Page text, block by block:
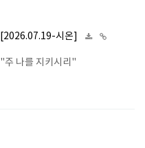
[2026.07.19-시온]
"주 나를 지키시리"